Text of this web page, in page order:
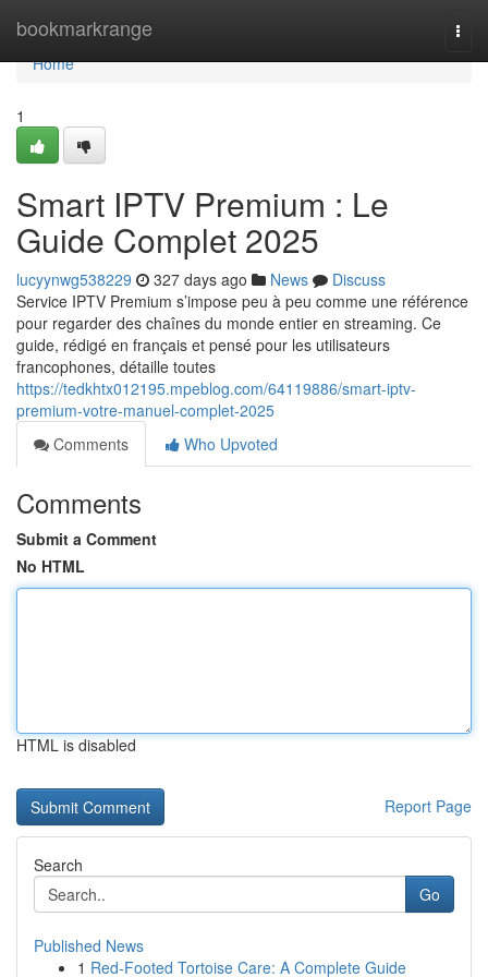
bookmarkrange
Home
Home
1
Smart IPTV Premium : Le
Guide Complet 2025
lucyynwg538229 327 days ago News
Discuss
Service IPTV Premium s’impose peu à peu comme une référence
pour regarder des chaînes du monde entier en streaming. Ce
guide, rédigé en français et pensé pour les utilisateurs
francophones, détaille toutes
https://tedkhtx012195.mpeblog.com/64119886/smart-iptv-
premium-votre-manuel-complet-2025
Comments
Who Upvoted
Comments
Submit a Comment
No HTML
HTML is disabled
Report Page
Search
Go
Published News
1 Red-Footed Tortoise Care: A Complete Guide